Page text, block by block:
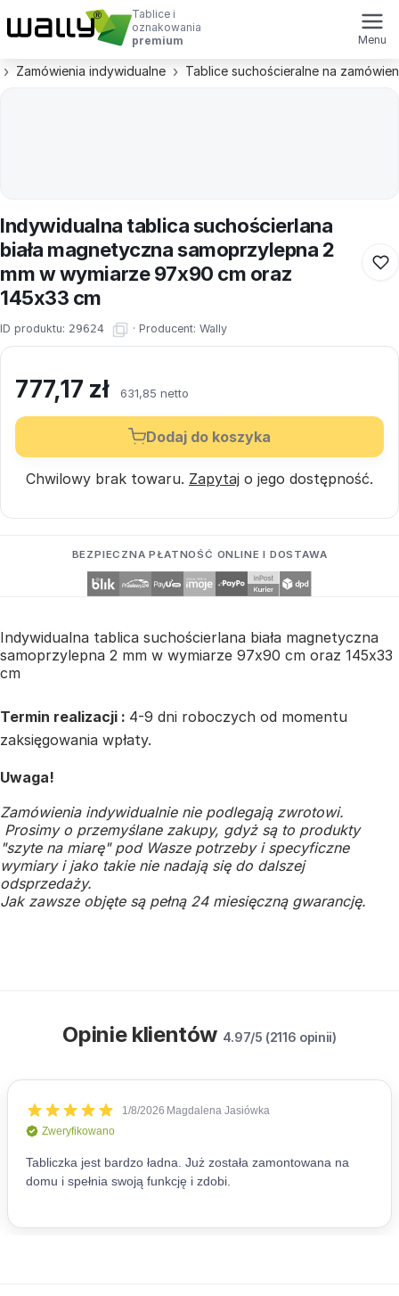
Tablice i
oznakowania
premium
Menu
Zamówienia indywidualne Tablice suchościeralne na
Indywidualna tablica suchościerlana
biała magnetyczna samoprzylepna 2
mm w wymiarze 97x90 cm oraz
145x33 cm
ID produktu: 29624 · Producent: Wally
777,17 zł 631,85 netto
Dodaj do koszyka
Chwilowy brak towaru. Zapytaj o jego dostępność.
BEZPIECZNA PŁATNOŚĆ ONLINE I DOSTAWA
Indywidualna tablica suchościerlana biała magnetyczna
samoprzylepna 2 mm w wymiarze 97x90 cm oraz 145x33
cm
Termin realizacji : 4-9 dni roboczych od momentu
zaksięgowania wpłaty.
Uwaga!
Zamówienia indywidualnie nie podlegają zwrotowi.
Prosimy o przemyślane zakupy, gdyż są to produkty
"szyte na miarę" pod Wasze potrzeby i specyficzne
wymiary i jako takie nie nadają się do dalszej
odsprzedaży.
Jak zawsze objęte są pełną 24 miesięczną gwarancję.
Opinie klientów 4.97/5 (2116 opinii)